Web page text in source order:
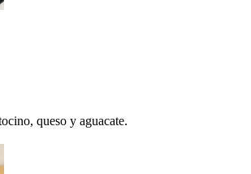
queso y aguacate.